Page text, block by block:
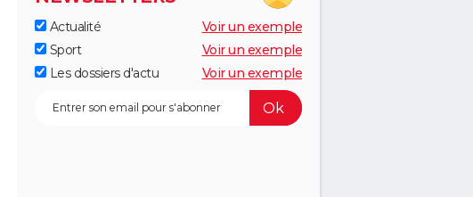
Actualité
Voir un exemple
Sport
Voir un exemple
Les dossiers d'actu
Voir un exemple